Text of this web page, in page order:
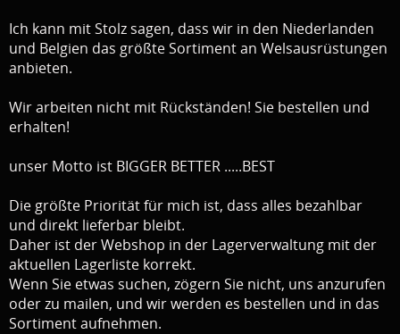
Ich kann mit Stolz sagen, dass wir in den Niederlanden
und Belgien das größte Sortiment an Welsausrüstungen
anbieten.
Wir arbeiten nicht mit Rückständen! Sie bestellen und
erhalten!
unser Motto ist BIGGER BETTER .....BEST
Die größte Priorität für mich ist, dass alles bezahlbar
und direkt lieferbar bleibt.
Daher ist der Webshop in der Lagerverwaltung mit der
aktuellen Lagerliste korrekt.
Wenn Sie etwas suchen, zögern Sie nicht, uns anzurufen
oder zu mailen, und wir werden es bestellen und in das
Sortiment aufnehmen.